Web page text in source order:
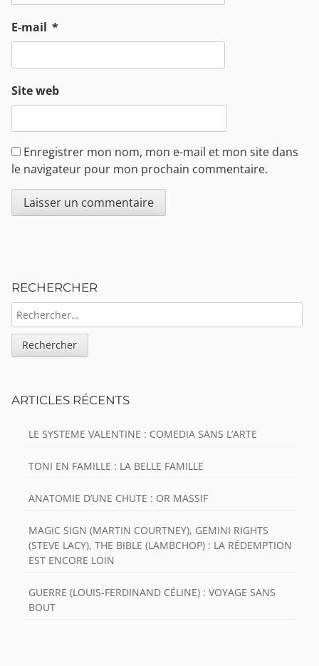
E-mail *
Site web
Enregistrer mon nom, mon e-mail et mon site dans
le navigateur pour mon prochain commentaire.
RECHERCHER
RECHERCHER :
ARTICLES RÉCENTS
LE SYSTEME VALENTINE : COMEDIA SANS L’ARTE
TONI EN FAMILLE : LA BELLE FAMILLE
ANATOMIE D’UNE CHUTE : OR MASSIF
MAGIC SIGN (MARTIN COURTNEY), GEMINI RIGHTS
(STEVE LACY), THE BIBLE (LAMBCHOP) : LA RÉDEMPTION
EST ENCORE LOIN
GUERRE (LOUIS-FERDINAND CÉLINE) : VOYAGE SANS
BOUT